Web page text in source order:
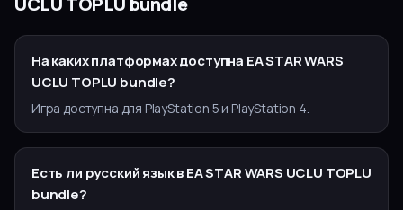
На каких платформах доступна EA STAR WARS
UCLU TOPLU bundle?
Игра доступна для PlayStation 5 и PlayStation 4.
Есть ли русский язык в EA STAR WARS UCLU TOPLU
bundle?